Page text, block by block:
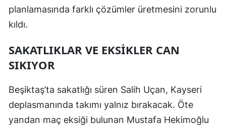
Samsun
Sinop
Tekirdağ
planlamasında farklı çözümler üretmesini zorunlu
kıldı.
SAKATLIKLAR VE EKSIKLER CAN
SIKIYOR
Beşiktaş’ta sakatlığı süren Salih Uçan, Kayseri
deplasmanında takımı yalnız bırakacak. Öte
yandan maç eksiği bulunan Mustafa Hekimoğlu